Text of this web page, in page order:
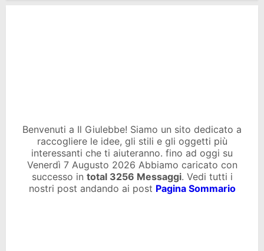
Benvenuti a Il Giulebbe! Siamo un sito dedicato a
raccogliere le idee, gli stili e gli oggetti più
interessanti che ti aiuteranno. fino ad oggi su
Venerdì 7 Augusto 2026 Abbiamo caricato con
successo in total 3256 Messaggi. Vedi tutti i
nostri post andando ai post Pagina Sommario